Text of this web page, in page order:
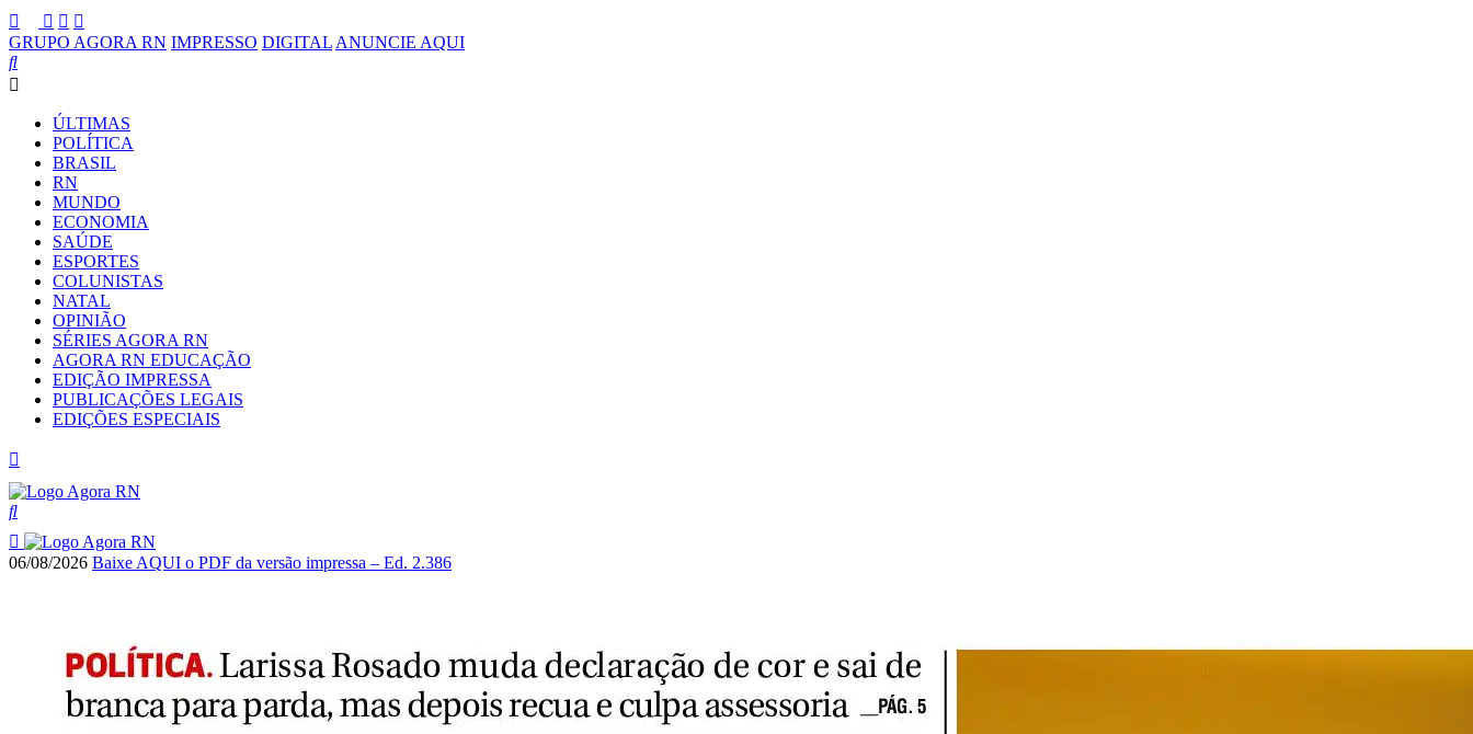
GRUPO AGORA RN IMPRESSO DIGITAL ANUNCIE AQUI
ÚLTIMAS
POLÍTICA
BRASIL
RN
MUNDO
ECONOMIA
SAÚDE
ESPORTES
COLUNISTAS
NATAL
OPINIÃO
SÉRIES AGORA RN
AGORA RN EDUCAÇÃO
EDIÇÃO IMPRESSA
PUBLICAÇÕES LEGAIS
EDIÇÕES ESPECIAIS
06/08/2026 Baixe AQUI o PDF da versão impressa – Ed. 2.386